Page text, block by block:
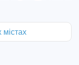
містах